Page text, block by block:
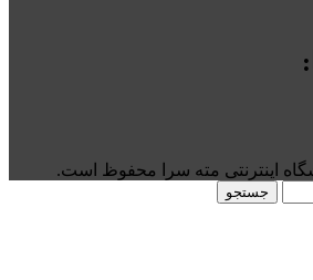
اینترنتی مته سرا محفوظ است.
جستجو